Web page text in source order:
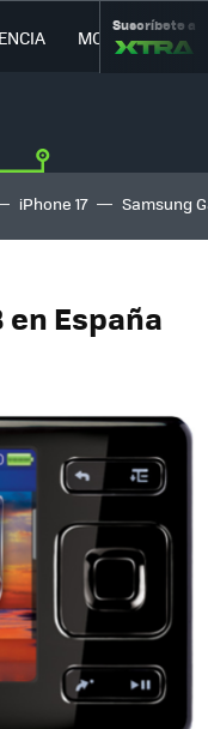
MOVILIDAD
Suscríbete a
iPhone 17 Samsung
en España